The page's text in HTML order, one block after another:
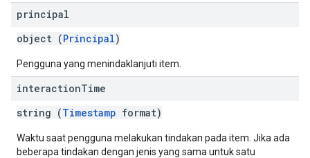
principal
object (Principal)
Pengguna yang menindaklanjuti item.
interactionTime
string (Timestamp format)
Waktu saat pengguna melakukan tindakan pada item. Jika ada
beberapa tindakan dengan jenis yang sama untuk satu